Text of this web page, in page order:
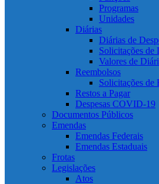
Programas
Unidades
Diárias
Diárias de
Solicitações de
Valores de
Reembolsos
Solicitações de
Restos a Pagar
Despesas COVID-19
Documentos Públicos
Emendas
Emendas Federais
Emendas Estaduais
Frotas
Legislações
Atos